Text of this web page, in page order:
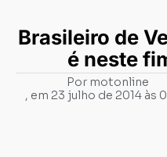
Brasileiro de
é neste
Pormotonline
, em 23 julho de 2014 às